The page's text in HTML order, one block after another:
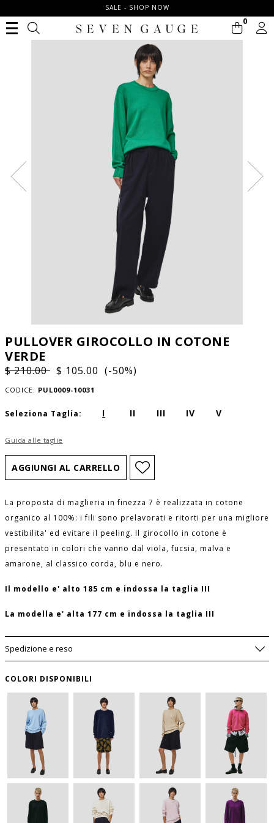
SALE - SHOP NOW
0
PULLOVER GIROCOLLO IN COTONE
VERDE
$ 210.00 $ 105.00 (-50%)
CODICE: PUL0009-10031
Seleziona Taglia: I II III IV V
Guida alle taglie
La proposta di maglieria in finezza 7 è realizzata in cotone
organico al 100%: i fili sono prelavorati e ritorti per una migliore
vestibilita' ed evitare il peeling. Il girocollo in cotone è
presentato in colori che vanno dal viola, fucsia, malva e
amarone, al classico corda, blu e nero.
Il modello e' alto 185 cm e indossa la taglia III
La modella e' alta 177 cm e indossa la taglia III
Spedizione e reso
COLORI DISPONIBILI
SIZE GUIDE
TAGLIA USA
LUNGHEZZA
MANICA
PETTO